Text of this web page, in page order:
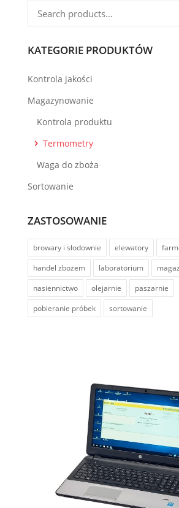
KATEGORIE PRODUKTÓW
Kontrola jakości
Magazynowanie
Kontrola produktu
Termometry
Waga do zboża
Sortowanie
ZASTOSOWANIE
browary i słodownie elewatory
handel zbożem
laboratorium
nasiennictwo
olejarnie
paszarnie
pobieranie próbek
sortowanie